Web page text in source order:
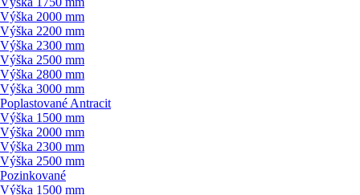
Výška 2000 mm
Výška 2200 mm
Výška 2300 mm
Výška 2500 mm
Výška 2800 mm
Výška 3000 mm
Poplastované Antracit
Výška 1500 mm
Výška 2000 mm
Výška 2300 mm
Výška 2500 mm
Pozinkované
Výška 1500 mm